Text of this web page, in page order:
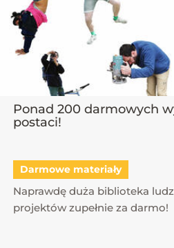
Ponad 200 darmowych
postaci!
Darmowe materiały
Naprawdę duża biblioteka
projektów zupełnie za darmo!